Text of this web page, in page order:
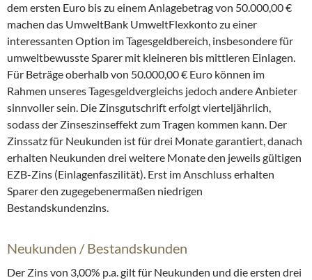
dem ersten Euro bis zu einem Anlagebetrag von 50.000,00 €
machen das UmweltBank UmweltFlexkonto zu einer
interessanten Option im Tagesgeldbereich, insbesondere für
umweltbewusste Sparer mit kleineren bis mittleren Einlagen.
Für Beträge oberhalb von 50.000,00 € Euro können im
Rahmen unseres Tagesgeldvergleichs jedoch andere Anbieter
sinnvoller sein. Die Zinsgutschrift erfolgt vierteljährlich,
sodass der Zinseszinseffekt zum Tragen kommen kann. Der
Zinssatz für Neukunden ist für drei Monate garantiert, danach
erhalten Neukunden drei weitere Monate den jeweils gültigen
EZB-Zins (Einlagenfaszilität). Erst im Anschluss erhalten
Sparer den zugegebenermaßen niedrigen
Bestandskundenzins.
Neukunden / Bestandskunden
Der Zins von 3,00% p.a. gilt für Neukunden und die ersten drei